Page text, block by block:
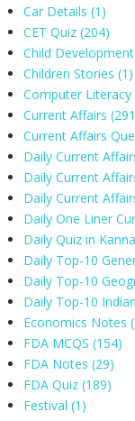
Car Details(1)
CET Quiz(204)
Child
Children Stories(1)
Computer
Current Affairs
Current Affairs
Daily Current
Daily Current
Daily Current
Daily One Liner
Daily Quiz in
Daily Top-10
Daily Top-10
Daily Top-10
Economics Notes
FDA MCQS(154)
FDA Notes(29)
FDA Quiz(189)
Festival(1)